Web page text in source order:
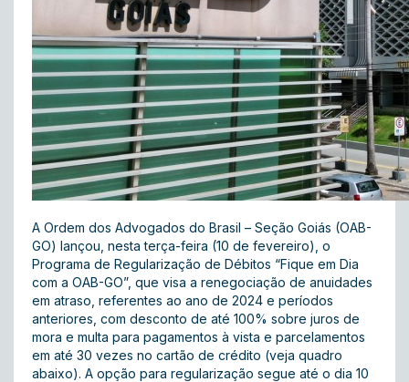
A Ordem dos Advogados do Brasil – Seção Goiás (OAB-
GO) lançou, nesta terça-feira (10 de fevereiro), o
Programa de Regularização de Débitos “Fique em Dia
com a OAB-GO”, que visa a renegociação de anuidades
em atraso, referentes ao ano de 2024 e períodos
anteriores, com desconto de até 100% sobre juros de
mora e multa para pagamentos à vista e parcelamentos
em até 30 vezes no cartão de crédito (veja quadro
abaixo). A opção para regularização segue até o dia 10